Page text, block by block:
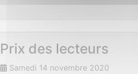
Prix des lecteurs
Samedi 14 novembre 2020